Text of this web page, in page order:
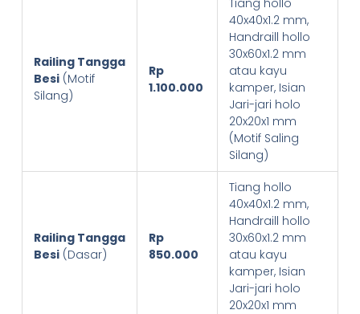
Railing Tangga
Besi(Motif
Silang)
Rp
1.100.000
40x40x1.2 mm,
Handraill hollo
30x60x1.2 mm
atau kayu
kamper, Isian
Jari-jari holo
20x20x1 mm
(Motif Saling
Silang)
Railing Tangga
Besi(Dasar)
Rp
850.000
Tiang hollo
40x40x1.2 mm,
Handraill hollo
30x60x1.2 mm
atau kayu
kamper, Isian
Jari-jari holo
20x20x1 mm